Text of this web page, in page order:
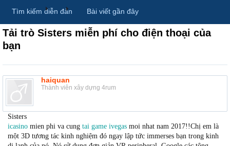
Diễn đàn ... Rao vặt tổng hợp - Uy tín - Miễn phí
Tải trò Sisters miễn phí cho điện thoại của
bạn
haiquan
Thành viên xây dựng 4rum
Sisters
icasino mien phi va cung tai game ivegas moi nhat nam 2017!!Chị em là
một 3D tương tác kinh nghiệm đó ngay lập tức immerses bạn trong kinh
Tìm kiếm diễn đàn Bài viết gần đây